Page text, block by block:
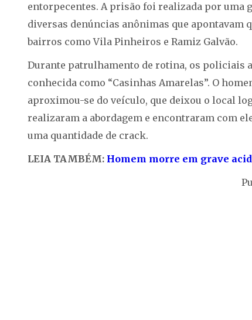
entorpecentes. A prisão foi realizada por uma
diversas denúncias anônimas que apontavam
bairros como Vila Pinheiros e Ramiz Galvão.
Durante patrulhamento de rotina, os policiais
conhecida como “Casinhas Amarelas”. O
aproximou-se do veículo, que deixou o local
realizaram a abordagem e encontraram com
uma quantidade de crack.
LEIA TAMBÉM: Homem morre em grave